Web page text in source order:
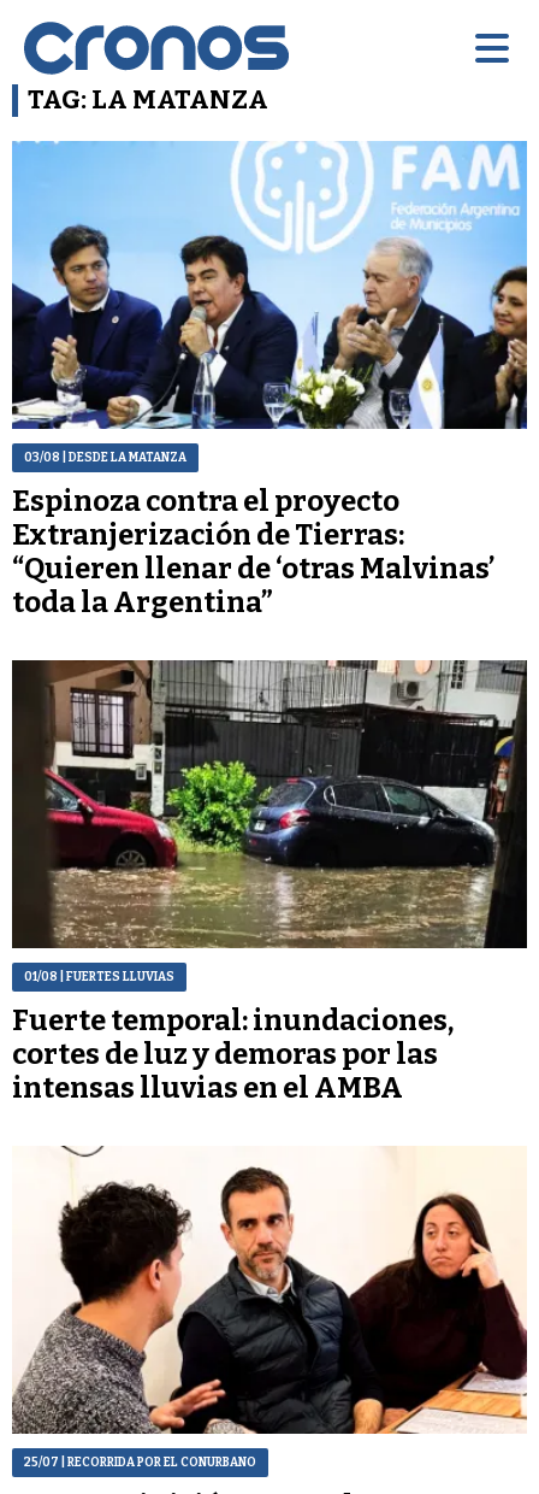
TAG: LA MATANZA
03/08 | DESDE LA MATANZA
Espinoza contra el proyecto
Extranjerización de Tierras:
“Quieren llenar de ‘otras Malvinas’
toda la Argentina”
01/08 | FUERTES LLUVIAS
Fuerte temporal: inundaciones,
cortes de luz y demoras por las
intensas lluvias en el AMBA
25/07 | RECORRIDA POR EL CONURBANO